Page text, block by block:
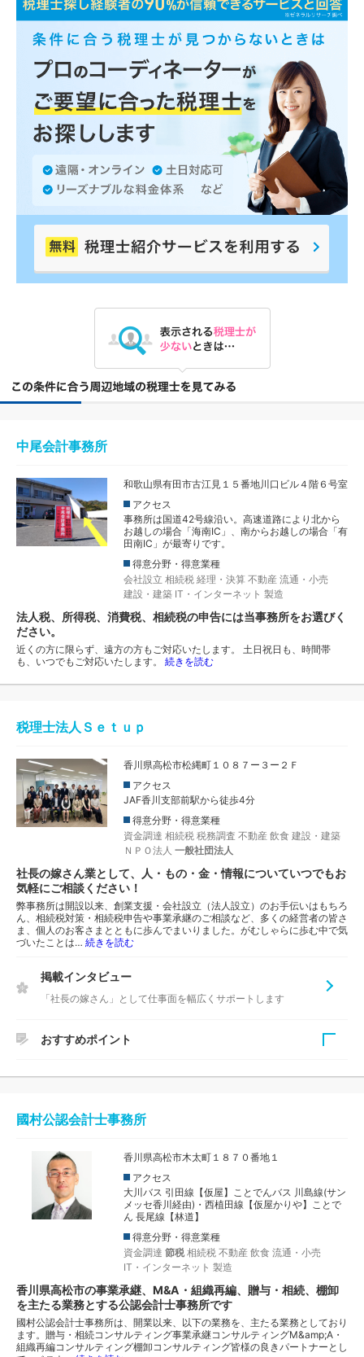
中尾会計事務所
和歌山県有田市古江見１５番地川口ビル４階６号室
アクセス
事務所は国道42号線沿い。高速道路により北から
お越しの場合「海南IC」、南からお越しの場合「有
田南IC」が最寄りです。
得意分野・得意業種
会社設立 相続税 経理・決算 不動産 流通・小売
建設・建築 IT・インターネット 製造
法人税、所得税、消費税、相続税の申告には当事務所をお選びく
ださい。
近くの方に限らず、遠方の方もご対応いたします。 土日祝日も、時間帯
も、いつでもご対応いたします。 続きを読む
税理士法人Ｓｅｔｕｐ
香川県高松市松縄町１０８７ー３ー２Ｆ
アクセス
JAF香川支部前駅から徒歩4分
得意分野・得意業種
資金調達 相続税 税務調査 不動産 飲食 建設・建築
ＮＰＯ法人 一般社団法人
社長の嫁さん業として、人・もの・金・情報についていつでもお
気軽にご相談ください！
弊事務所は開設以来、創業支援・会社設立（法人設立）のお手伝いはもちろ
ん、相続税対策・相続税申告や事業承継のご相談など、多くの経営者の皆さ
ま、個人のお客さまとともに歩んでまいりました。がむしゃらに歩む中で気
づいたことは… 続きを読む
掲載インタビュー
「社長の嫁さん」として仕事面を幅広くサポートします
おすすめポイント
所長の和泉潤税理士は、国税での経験を生かした豊富な知識
税対策・相続税申告や事業承継のご相談など、幅広い経験を
お持ちの税理士です。また、コーチング資格を保有され、継
続的な経営アドバイスなどにも応じていることが特徴です。
國村公認会計士事務所
香川県高松市木太町１８７０番地１
アクセス
大川バス 引田線【仮屋】ことでんバス 川島線(サン
メッセ香川経由)・西植田線【仮屋かりや】ことで
ん 長尾線【林道】
得意分野・得意業種
資金調達 節税 相続税 不動産 飲食 流通・小売
IT・インターネット 製造
香川県高松市の事業承継、M&A・組織再編、贈与・相続、棚卸
を主たる業務とする公認会計士事務所です
國村公認会計士事務所は、開業以来、以下の業務を、主たる業務としており
ます。贈与・相続コンサルティング事業承継コンサルティングM&amp;A・
組織再編コンサルティング棚卸コンサルティング皆様の良きパートナーとし